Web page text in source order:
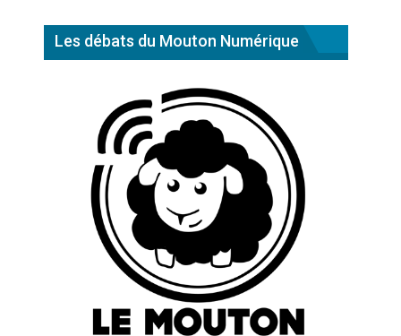
Les débats du Mouton Numérique